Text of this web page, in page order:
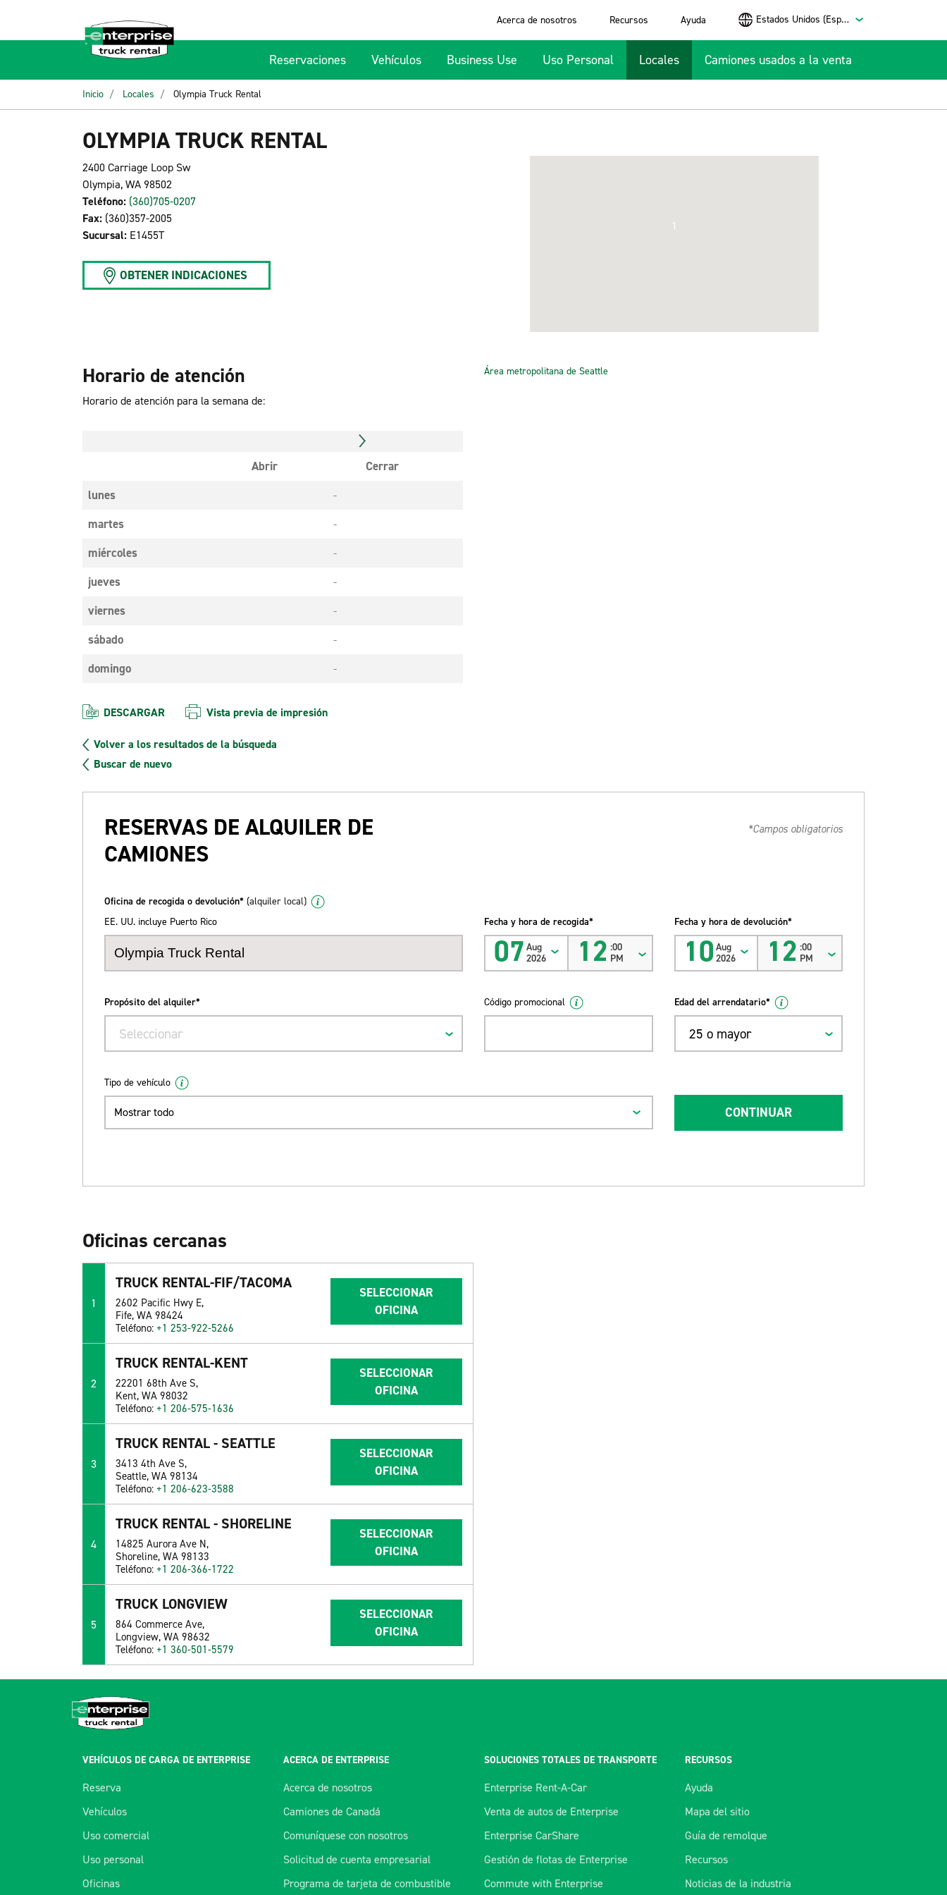
Acerca de nosotros Recursos Ayuda Estados Unidos (Español)
Reservaciones Vehículos Business Use Uso Personal Locales Camiones usados a la venta
Inicio Locales Olympia Truck Rental
OLYMPIA TRUCK RENTAL
2400 Carriage Loop Sw
Olympia, WA 98502
Teléfono: (360)705-0207
Fax: (360)357-2005
Sucursal: E1455T
OBTENER INDICACIONES
1
Horario de atención
Horario de atención para la semana de:
Abrir
Cerrar
lunes
-
martes
-
miércoles
-
jueves
-
viernes
-
sábado
-
domingo
-
Área metropolitana de Seattle
DESCARGAR Vista previa de impresión
Volver a los resultados de la búsqueda
Buscar de nuevo
RESERVAS DE ALQUILER DE
CAMIONES
*Campos obligatorios
Oficina de recogida o devolución* (alquiler local)
EE. UU. incluye Puerto Rico
Fecha y hora de recogida*
07 Aug
2026
12 :00
PM
Fecha y hora de devolución*
10 Aug
2026
12 :00
PM
Propósito del alquiler*
Seleccionar
Código promocional Edad del arrendatario*
25 o mayor
Tipo de vehículo
Mostrar todo CONTINUAR
Oficinas cercanas
1
TRUCK RENTAL-FIF/TACOMA
2602 Pacific Hwy E,
Fife, WA 98424
Teléfono:+1 253-922-5266
SELECCIONAR
OFICINA
2
TRUCK RENTAL-KENT
22201 68th Ave S,
Kent, WA 98032
Teléfono:+1 206-575-1636
SELECCIONAR
OFICINA
3
TRUCK RENTAL - SEATTLE
3413 4th Ave S,
Seattle, WA 98134
Teléfono:+1 206-623-3588
SELECCIONAR
OFICINA
4
TRUCK RENTAL - SHORELINE
14825 Aurora Ave N,
Shoreline, WA 98133
Teléfono:+1 206-366-1722
SELECCIONAR
OFICINA
5
TRUCK LONGVIEW
864 Commerce Ave,
Longview, WA 98632
Teléfono:+1 360-501-5579
SELECCIONAR
OFICINA
VEHÍCULOS DE CARGA DE ENTERPRISE
Reserva
Vehículos
Uso comercial
Uso personal
Oficinas
ACERCA DE ENTERPRISE
Acerca de nosotros
Camiones de Canadá
Comuníquese con nosotros
Solicitud de cuenta empresarial
Programa de tarjeta de combustible
SOLUCIONES TOTALES DE TRANSPORTE
Enterprise Rent-A-Car
Venta de autos de Enterprise
Enterprise CarShare
Gestión de flotas de Enterprise
Commute with Enterprise
RECURSOS
Ayuda
Mapa del sitio
Guía de remolque
Recursos
Noticias de la industria